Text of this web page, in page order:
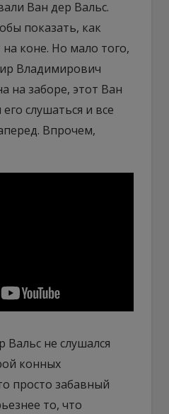
Ван дер Вальс.
показать, как
коне. Но мало того,
Владимирович
на заборе, этот Ван
слушаться и все
Впрочем,
Вальс не слушался
конных
просто забавный
то, что